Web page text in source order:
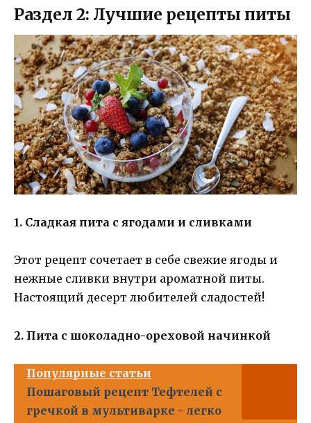
Раздел 2: Лучшие рецепты питы
1. Сладкая пита с ягодами и сливками
Этот рецепт сочетает в себе свежие ягоды и
нежные сливки внутри ароматной питы.
Настоящий десерт любителей сладостей!
2. Пита с шоколадно-ореховой начинкой
Популярные статьи
Пошаговый рецепт Тефтелей с
гречкой в мультиварке - легко